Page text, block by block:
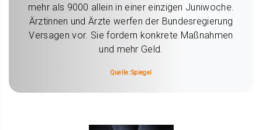
mehr als 9000 allein in einer einzigen Juniwoche.
Ärztinnen und Ärzte werfen der Bundesregierung
Versagen vor. Sie fordern konkrete Maßnahmen
und mehr Geld.
Quelle: Spiegel